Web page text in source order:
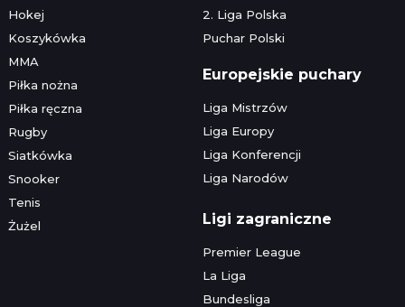
Hokej
Koszykówka
MMA
Piłka nożna
Piłka ręczna
Rugby
Siatkówka
Snooker
Tenis
Żużel
2. Liga Polska
Puchar Polski
Europejskie puchary
Liga Mistrzów
Liga Europy
Liga Konferencji
Liga Narodów
Ligi zagraniczne
Premier League
La Liga
Bundesliga